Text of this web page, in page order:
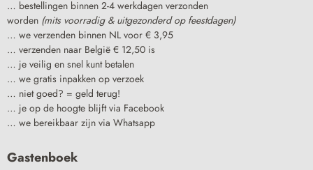
… bestellingen binnen 2-4 werkdagen verzonden
worden (mits voorradig & uitgezonderd op feestdagen)
… we verzenden binnen NL voor € 3,95
… verzenden naar België € 12,50 is
… je veilig en snel kunt betalen
… we gratis inpakken op verzoek
… niet goed? = geld terug!
… je op de hoogte blijft via Facebook
… we bereikbaar zijn via Whatsapp
Gastenboek